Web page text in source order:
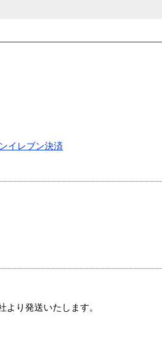
イレブン決済
り発送いたします。